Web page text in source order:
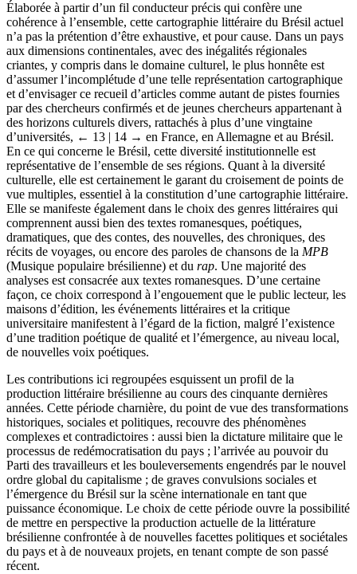
Élaborée à partir d’un fil conducteur précis qui confère une
cohérence à l’ensemble, cette cartographie littéraire du Brésil actuel
n’a pas la prétention d’être exhaustive, et pour cause. Dans un pays
aux dimensions continentales, avec des inégalités régionales
criantes, y compris dans le domaine culturel, le plus honnête est
d’assumer l’incomplétude d’une telle représentation cartographique
et d’envisager ce recueil d’articles comme autant de pistes fournies
par des chercheurs confirmés et de jeunes chercheurs appartenant à
des horizons culturels divers, rattachés à plus d’une vingtaine
d’universités, ← 13 | 14 → en France, en Allemagne et au Brésil.
En ce qui concerne le Brésil, cette diversité institutionnelle est
représentative de l’ensemble de ses régions. Quant à la diversité
culturelle, elle est certainement le garant du croisement de points de
vue multiples, essentiel à la constitution d’une cartographie littéraire.
Elle se manifeste également dans le choix des genres littéraires qui
comprennent aussi bien des textes romanesques, poétiques,
dramatiques, que des contes, des nouvelles, des chroniques, des
récits de voyages, ou encore des paroles de chansons de la MPB
(Musique populaire brésilienne) et du rap. Une majorité des
analyses est consacrée aux textes romanesques. D’une certaine
façon, ce choix correspond à l’engouement que le public lecteur, les
maisons d’édition, les événements littéraires et la critique
universitaire manifestent à l’égard de la fiction, malgré l’existence
d’une tradition poétique de qualité et l’émergence, au niveau local,
de nouvelles voix poétiques.
Les contributions ici regroupées esquissent un profil de la
production littéraire brésilienne au cours des cinquante dernières
années. Cette période charnière, du point de vue des transformations
historiques, sociales et politiques, recouvre des phénomènes
complexes et contradictoires : aussi bien la dictature militaire que le
processus de redémocratisation du pays ; l’arrivée au pouvoir du
Parti des travailleurs et les bouleversements engendrés par le nouvel
ordre global du capitalisme ; de graves convulsions sociales et
l’émergence du Brésil sur la scène internationale en tant que
puissance économique. Le choix de cette période ouvre la possibilité
de mettre en perspective la production actuelle de la littérature
brésilienne confrontée à de nouvelles facettes politiques et sociétales
du pays et à de nouveaux projets, en tenant compte de son passé
récent.